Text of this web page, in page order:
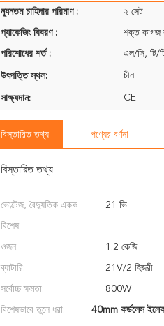
ন্যূনতম চাহিদার পরিমাণ : ২ সেট
প্যাকেজিং বিবরণ : শক্ত কাগজ
পরিশোধের শর্ত : এল/সি, টি/
উৎপত্তি স্থল: চীন
সাক্ষ্যদান: CE
বিস্তারিত তথ্য পণ্যের বর্ণনা
বিস্তারিত তথ্য
ভোল্টেজ, বৈদ্যুতিক একক
বিশেষ:
21 ভি
ওজন: 1.2 কেজি
ব্যাটারি: 21V/2 হিজরী
সর্বোচ্চ ক্ষমতা: 800W
বিশেষভাবে তুলে ধরা: 40mm কর্ডলেস